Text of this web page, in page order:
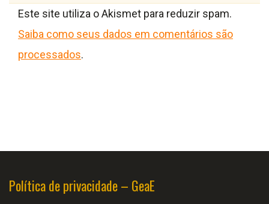
Este site utiliza o Akismet para reduzir spam.
Saiba como seus dados em comentários são
processados.
Política de privacidade – GeaE